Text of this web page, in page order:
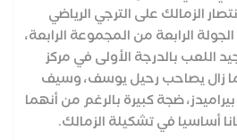
الزمالك على الترجي الرياضي
بنتيجة 3 – 1 في الجولة الرابعة من المجموعة الرابعة،
في الدقيقة 9. يجيد اللعب بالدرجة الأولى في مركز
زال يصاحب رحيل يوسف، وسيف
ضجة كبيرة بالرغم من أنهما
أساسيا في تشكيلة الزمالك.